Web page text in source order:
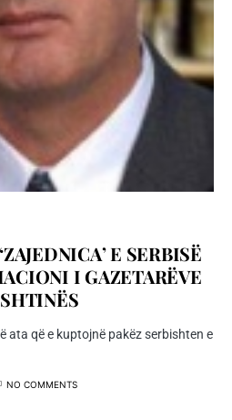
E SERBISË
I GAZETARËVE
ata që e kuptojnë pakëz serbishten e
NO COMMENTS